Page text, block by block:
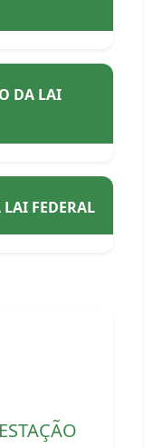
DA LAI
FEDERAL